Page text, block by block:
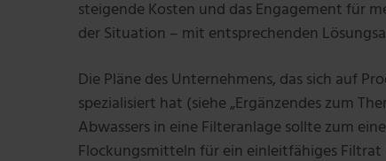
steigende Kosten und das Engagement für
der Situation – mit entsprechenden
Die Pläne des Unternehmens, das sich auf
spezialisiert hat (siehe „Ergänzendes zum
Abwassers in eine Filteranlage sollte zum
Flockungsmitteln für ein einleitfähiges